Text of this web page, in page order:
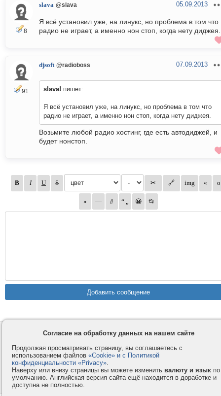
8
slava @slava 05.09.2013
Я всё установил уже, на линукс, но проблема в том что
радио не играет, а именно нон стоп, когда нету диджея.
91
djsoft @radioboss 07.09.2013
slava! пишет:
Я всё установил уже, на линукс, но проблема в том что
радио не играет, а именно нон стоп, когда нету диджея.
Возьмите любой радио хостинг, где есть автодиджей, и
будет нонстоп.
Контакты
Privacy и Cookie
Услуги
Как оплатить
Помощь
Форумы
© 2008-2026VMESTE.EU - Все права защищены.
Согласие на обработку данных на нашем сайте
Продолжая просматривать страницу, вы соглашаетесь с
использованием файлов «Cookie» и с Политикой
конфиденциальности «Privacy».
Наверху или внизу страницы вы можете изменить валюту и язык по
умолчанию. Английская версия сайта ещё находится в доработке и
доступна не полностью.